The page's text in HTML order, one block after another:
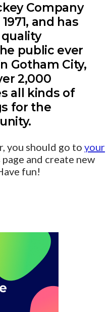
Company
and has
public ever
Gotham City,
2,000
all kinds of
for the
you should go to your
and create new
fun!